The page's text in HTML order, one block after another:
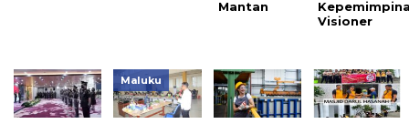
Mantan
Visioner
Maluku